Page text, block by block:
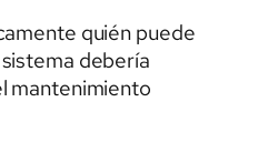
quién puede
debería
mantenimiento